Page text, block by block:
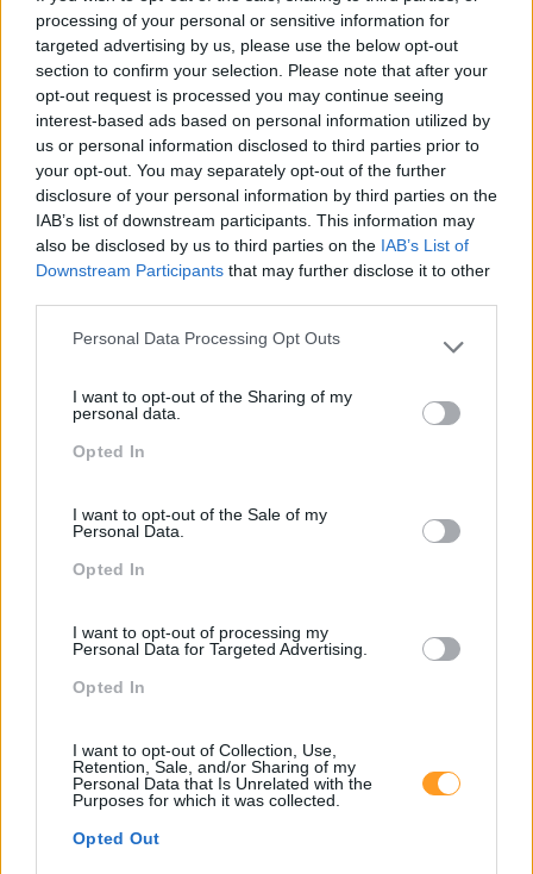
processing of your personal or sensitive information for
targeted advertising by us, please use the below opt-out
section to confirm your selection. Please note that after your
opt-out request is processed you may continue seeing
interest-based ads based on personal information utilized by
us or personal information disclosed to third parties prior to
your opt-out. You may separately opt-out of the further
disclosure of your personal information by third parties on the
IAB’s list of downstream participants. This information may
also be disclosed by us to third parties on the IAB’s List of
Downstream Participants that may further disclose it to other
Please note that this website/app uses one or more Google
not limited to your visit or usage behaviour. You may click to
grant or deny consent to Google and its third-party tags to
use your data for below specified purposes in below Google
Personal Data Processing Opt Outs
I want to opt-out of the Sharing of my
personal data.
Opted In
I want to opt-out of the Sale of my
Personal Data.
Opted In
I want to opt-out of processing my
Personal Data for Targeted Advertising.
Opted In
I want to opt-out of Collection, Use,
Retention, Sale, and/or Sharing of my
Personal Data that Is Unrelated with the
Purposes for which it was collected.
Opted Out
Também Poderá Gostar
Corporativa, Qual O Papel
Dos Líderes?
RHBizz
Competências Mais
Pesquisa